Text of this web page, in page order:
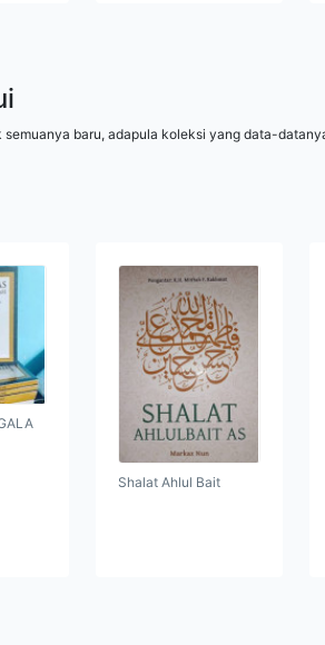
baru, adapula koleksi yang data-
Shalat Ahlul Bait